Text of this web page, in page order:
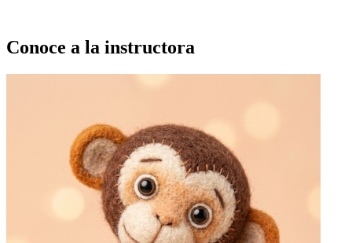
Conoce a la instructora